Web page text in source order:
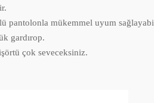
pantolonla mükemmel uyum
gardırop.
çok seveceksiniz.